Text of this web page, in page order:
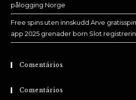
pålogging Norge
Free spins uten innskudd Arve
app 2025 grenader born Slot
Comentários
Comentários